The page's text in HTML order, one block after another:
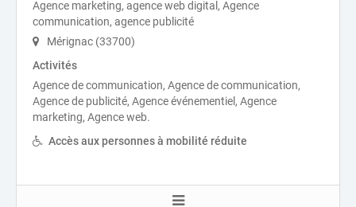
Agence marketing, agence web digital, Agence
communication, agence publicité
Mérignac (33700)
Activités
Agence de communication, Agence de communication,
Agence de publicité, Agence événementiel, Agence
marketing, Agence web.
Accès aux personnes à mobilité réduite